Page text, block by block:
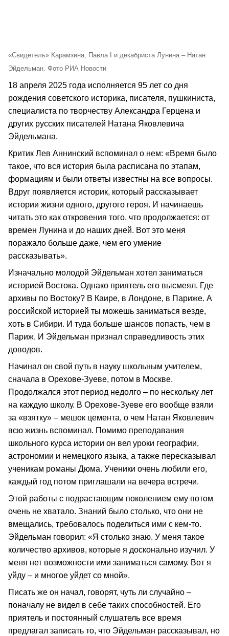
«Свидетель» Карамзина, Павла I и декабриста Лунина – Натан
Эйдельман. Фото РИА Новости
18 апреля 2025 года исполняется 95 лет со дня
рождения советского историка, писателя, пушкиниста,
специалиста по творчеству Александра Герцена и
других русских писателей Натана Яковлевича
Эйдельмана.
Критик Лев Аннинский вспоминал о нем: «Время было
такое, что вся история была расписана по этапам,
формациям и были ответы известны на все вопросы.
Вдруг появляется историк, который рассказывает
истории жизни одного, другого героя. И начинаешь
читать это как откровения того, что продолжается: от
времен Лунина и до наших дней. Вот это меня
поражало больше даже, чем его умение
рассказывать».
Изначально молодой Эйдельман хотел заниматься
историей Востока. Однако приятель его высмеял. Где
архивы по Востоку? В Каире, в Лондоне, в Париже. А
российской историей ты можешь заниматься везде,
хоть в Сибири. И туда больше шансов попасть, чем в
Париж. И Эйдельман признал справедливость этих
доводов.
Начинал он свой путь в науку школьным учителем,
сначала в Орехове-Зуеве, потом в Москве.
Продолжался этот период недолго – по нескольку лет
на каждую школу. В Орехове-Зуеве его вообще взяли
за «взятку» – мешок цемента, о чем Натан Яковлевич
всю жизнь вспоминал. Помимо преподавания
школьного курса истории он вел уроки географии,
астрономии и немецкого языка, а также пересказывал
ученикам романы Дюма. Ученики очень любили его,
каждый год потом приглашали на вечера встречи.
Этой работы с подрастающим поколением ему потом
очень не хватало. Знаний было столько, что они не
вмещались, требовалось поделиться ими с кем-то.
Эйдельман говорил: «Я столько знаю. У меня такое
количество архивов, которые я досконально изучил. У
меня нет возможности ими заниматься самому. Вот я
уйду – и многое уйдет со мной».
Писать же он начал, говорят, чуть ли случайно –
поначалу не видел в себе таких способностей. Его
приятель и постоянный слушатель все время
предлагал записать то, что Эйдельман рассказывал, но